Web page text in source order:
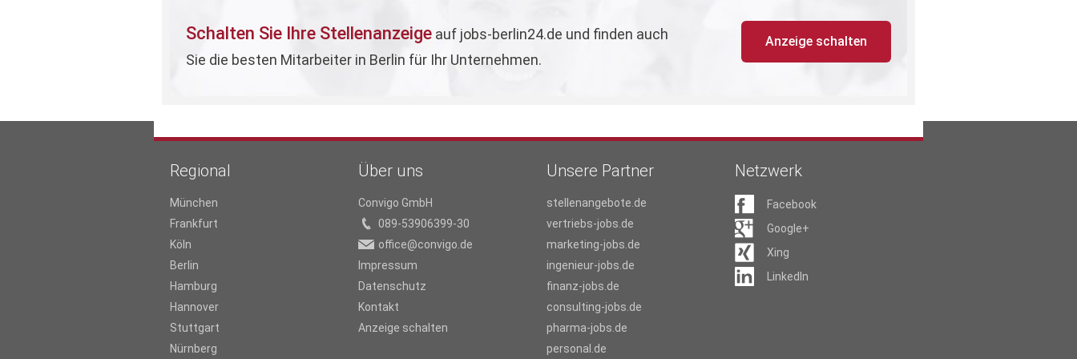
Schalten Sie Ihre Stellenanzeige auf jobs-berlin24.de und finden auch
Sie die besten Mitarbeiter in Berlin für Ihr Unternehmen.
Anzeige schalten
Regional
München
Frankfurt
Köln
Berlin
Hamburg
Hannover
Stuttgart
Nürnberg
Über uns
Convigo GmbH
089-53906399-30
office@convigo.de
Impressum
Datenschutz
Kontakt
Anzeige schalten
Unsere Partner
stellenangebote.de
vertriebs-jobs.de
marketing-jobs.de
ingenieur-jobs.de
finanz-jobs.de
consulting-jobs.de
pharma-jobs.de
personal.de
Netzwerk
Facebook
Google+
Xing
LinkedIn